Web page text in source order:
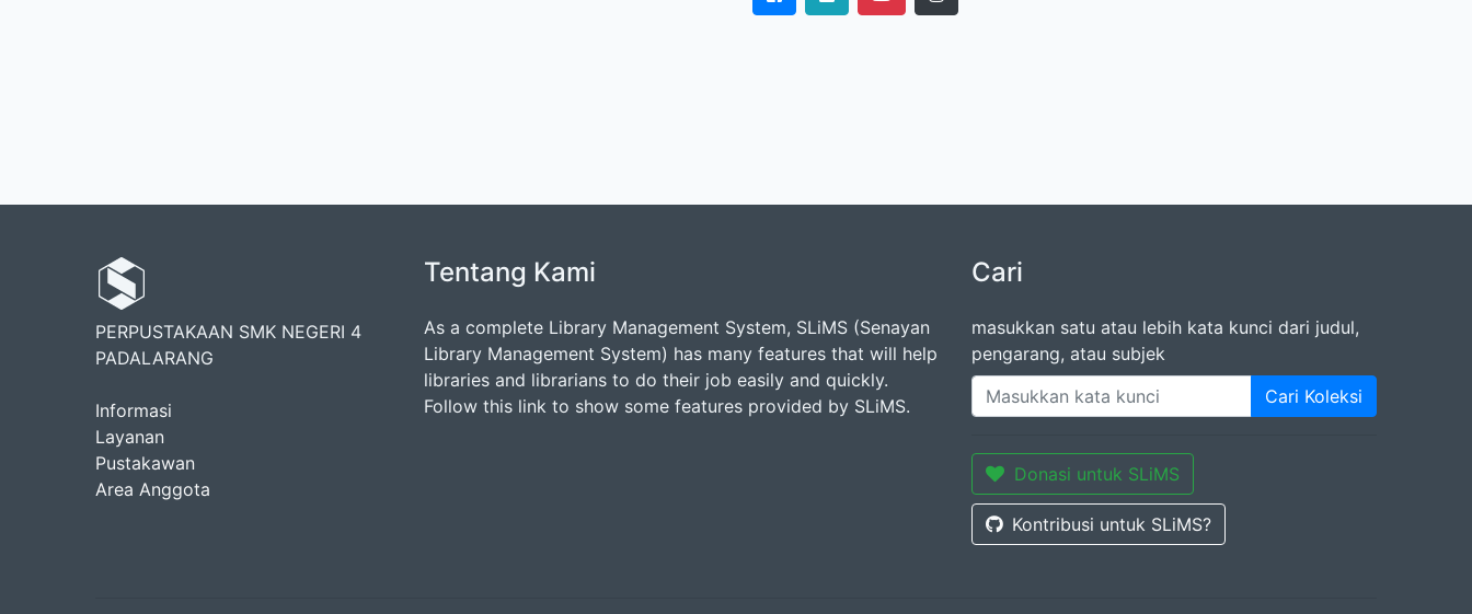
PERPUSTAKAAN SMK NEGERI 4
PADALARANG
Informasi
Layanan
Pustakawan
Area Anggota
Tentang Kami
As a complete Library Management System, SLiMS (Senayan
Library Management System) has many features that will help
libraries and librarians to do their job easily and quickly.
Follow this link to show some features provided by SLiMS.
Cari
masukkan satu atau lebih kata kunci dari judul,
pengarang, atau subjek
Cari Koleksi
Donasi untuk SLiMS
Kontribusi untuk SLiMS?